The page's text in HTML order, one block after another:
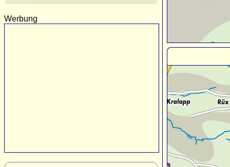
Werbung